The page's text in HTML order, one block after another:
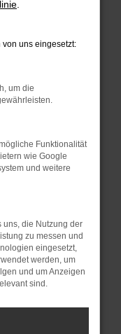
privaten
und dein
Stand
ein
auch dazu
nicht mehr
versucht
Du kannst
uns eingesetzt:
um die
Funktionalität
wie Google
und weitere
uns, die Nutzung der
zu messen und
eingesetzt,
werden, um
und um Anzeigen
sind.